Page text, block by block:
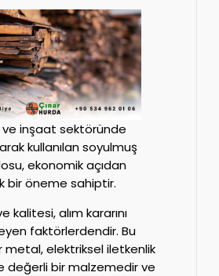
ve inşaat sektöründe
kullanılan soyulmuş
ekonomik açıdan
bir öneme sahiptir.
kalitesi, alım kararını
faktörlerdendir. Bu
elektriksel iletkenlik
değerli bir malzemedir ve